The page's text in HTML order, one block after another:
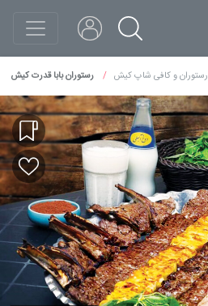
رستوران و کافی شاپ کیش رستوران بابا قدرت کیش